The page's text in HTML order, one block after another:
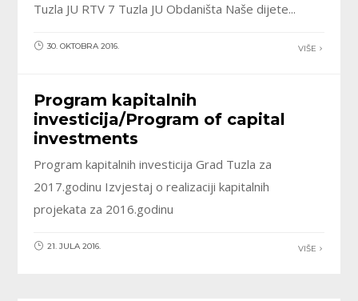
Tuzla JU RTV 7 Tuzla JU Obdaništa Naše dijete...
VIŠE
30. OKTOBRA 2016.
Program kapitalnih
investicija/Program of capital
investments
Program kapitalnih investicija Grad Tuzla za
2017.godinu Izvjestaj o realizaciji kapitalnih
projekata za 2016.godinu
VIŠE
21. JULA 2016.